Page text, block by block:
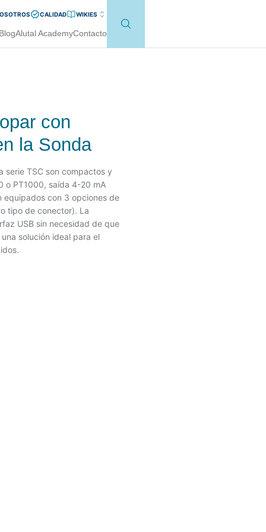
CALIDAD WIKIES
BlogAlutal AcademyContacto
con
la Sonda
serie TSC son compactos y
o PT1000, saída 4-20 mA
equipados con 3 opciones de
tipo de conector). La
USB sin necesidad de que
solución ideal para el